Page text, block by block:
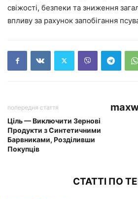
свіжості, безпеки та зниження
впливу за рахунок запобігання
попередня стаття
Ціль — Виключити Зернові
Продукти з Синтетичними
Барвниками, Розділивши
Покупців
СТАТТІ ПО